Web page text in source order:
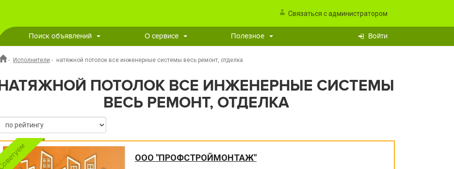
Связаться с администратором
Поиск объявлений О сервисе Полезное Войти
- Исполнители - натяжной потолок все инженерные системы весь ремонт, отделка
НАТЯЖНОЙ ПОТОЛОК ВСЕ ИНЖЕНЕРНЫЕ СИСТЕМЫ
ВЕСЬ РЕМОНТ, ОТДЕЛКА
ООО "ПРОФСТРОЙМОНТАЖ"